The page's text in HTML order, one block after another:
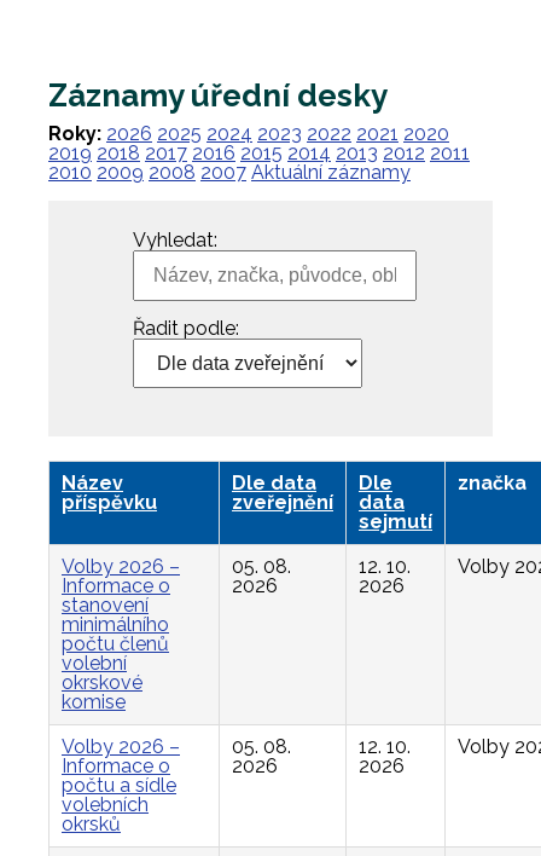
Záznamy úřední desky
Roky: 2026 2025 2024 2023 2022 2021 2020
2019 2018 2017 2016 2015 2014 2013 2012 2011
2010 2009 2008 2007 Aktuální záznamy
Vyhledat:
Řadit podle:
Název
příspěvku
Dle data
zveřejnění
Dle
data
sejmutí
značka
Volby 2026 –
Informace o
stanovení
minimálního
počtu členů
volební
okrskové
komise
05. 08.
2026
12. 10.
2026
Volby
Volby 2026 –
Informace o
počtu a sídle
volebních
okrsků
05. 08.
2026
12. 10.
2026
Volby